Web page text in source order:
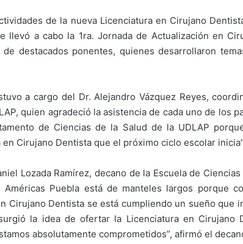
de la nueva Licenciatura en Cirujano
llevó a cabo la 1ra. Jornada de Actualización en
destacados ponentes, quienes desarrollaron
a cargo del Dr. Alejandro Vázquez Reyes,
quien agradeció la asistencia de cada uno de los
de Ciencias de la Salud de la UDLAP
Cirujano Dentista que el próximo ciclo escolar
Lozada Ramírez, decano de la Escuela de
Puebla está de manteles largos porque
Cirujano Dentista se está cumpliendo un sueño que
la idea de ofertar la Licenciatura en Cirujano
absolutamente comprometidos”, afirmó el